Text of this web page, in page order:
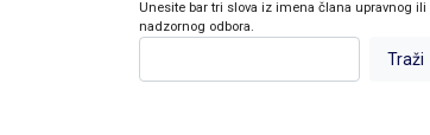
Unesite bar tri slova iz imena člana upravnog ili
nadzornog odbora.